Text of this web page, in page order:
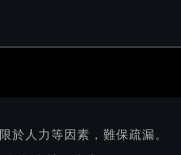
於人力等因素，難保疏漏。